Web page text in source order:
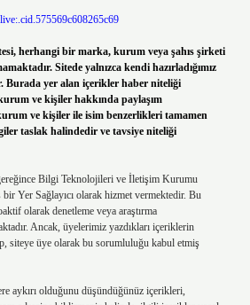
herhangi bir marka, kurum veya şahıs şirketi
Sitede yalnızca kendi hazırladığımız
Burada yer alan içerikler haber niteliği
ve kişiler hakkında paylaşım
ve kişiler ile isim benzerlikleri tamamen
taslak halindedir ve tavsiye niteliği
Bilgi Teknolojileri ve İletişim Kurumu
Yer Sağlayıcı olarak hizmet vermektedir. Bu
olarak denetleme veya araştırma
Ancak, üyelerimiz yazdıkları içeriklerin
siteye üye olarak bu sorumluluğu kabul etmiş
aykırı olduğunu düşündüğünüz içerikleri,